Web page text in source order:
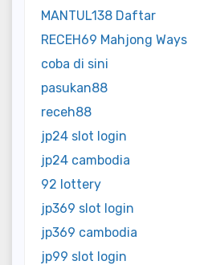
MANTUL138 Daftar
RECEH69 Mahjong Ways
coba di sini
pasukan88
receh88
jp24 slot login
jp24 cambodia
92 lottery
jp369 slot login
jp369 cambodia
jp99 slot login